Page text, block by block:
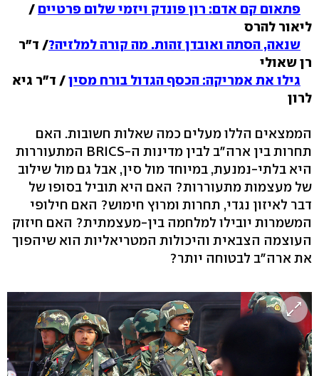
פתאום קם אדם: רון פונדק ויזמי שלום פרטיים /
ליאור להרס
שנאה, הסתה ואובדן זהות. מה קורה למלזיה?/ ד"ר
רן שאולי
גילו את אמריקה: הכסף הגדול בורח מסין/ ד"ר גיא
לרון
הממצאים הללו מעלים כמה שאלות חשובות. האם
תחרות בין ארה"ב לבין מדינות ה-BRICS המתעוררות
היא בלתי-נמנעת, במיוחד מול סין, אבל גם מול שילוב
של מעצמות מתעוררות? האם היא תוביל בסופו של
דבר לאיזון נגדי, תחרות ומרוץ חימוש? האם חילופי
המשמרות יובילו למלחמה בין-מעצמתית? האם חיזוק
העוצמה הצבאית והיכולות המטריאליות הוא שיהפוך
את ארה"ב לבטוחה יותר?